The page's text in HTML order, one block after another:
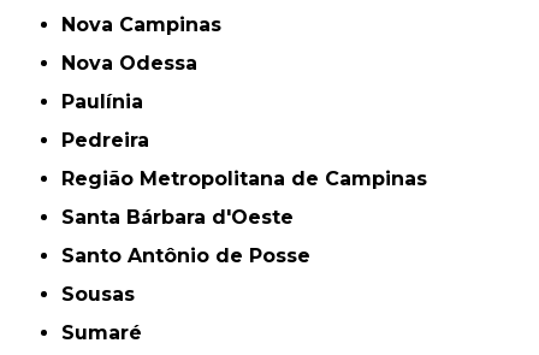
Nova Campinas
Nova Odessa
Paulínia
Pedreira
Região Metropolitana de Campinas
Santa Bárbara d'Oeste
Santo Antônio de Posse
Sousas
Sumaré